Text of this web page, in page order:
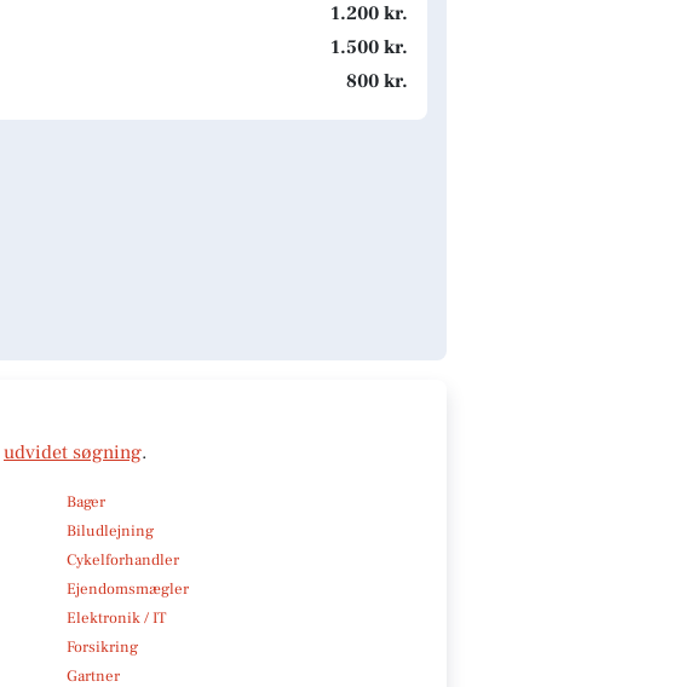
1.200 kr.
1.500 kr.
800 kr.
udvidet søgning.
Bager
Biludlejning
Cykelforhandler
Ejendomsmægler
Elektronik / IT
Forsikring
Gartner